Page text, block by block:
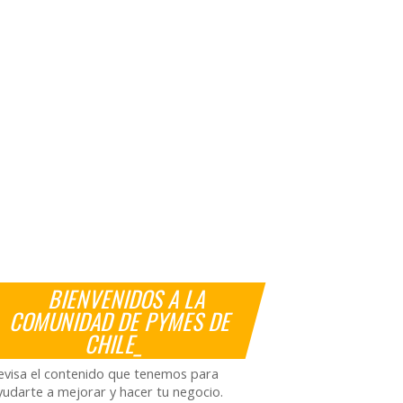
BIENVENIDOS A LA
COMUNIDAD DE PYMES DE
CHILE_
el contenido que tenemos para
a mejorar y hacer tu negocio.